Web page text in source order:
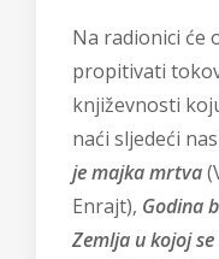
Na radionici će
propitivati
književnosti
naći sljedeći
je majka mrtva
Enrajt), Godina
Zemlja u kojoj